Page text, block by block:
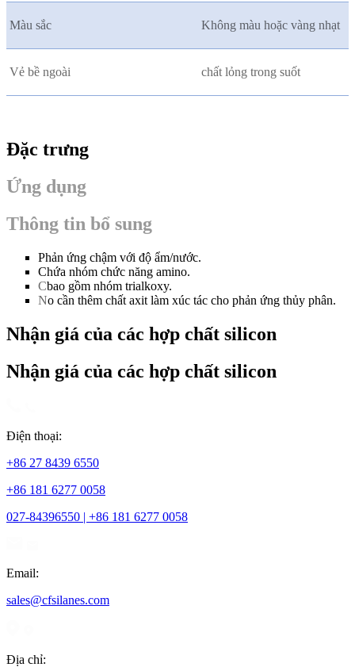
Màu sắc Không màu hoặc vàng nhạt
Vẻ bề ngoài chất lỏng trong suốt
Đặc trưng
Ứng dụng
Thông tin bổ sung
Phản ứng chậm với độ ẩm/nước.
Chứa nhóm chức năng amino.
Cbao gồm nhóm trialkoxy.
No cần thêm chất axit làm xúc tác cho phản ứng thủy phân.
Nhận giá của các hợp chất silicon
Nhận giá của các hợp chất silicon
Điện thoại:
+86 27 8439 6550
+86 181 6277 0058
027-84396550 | +86 181 6277 0058
Email:
sales@cfsilanes.com
Địa chỉ: